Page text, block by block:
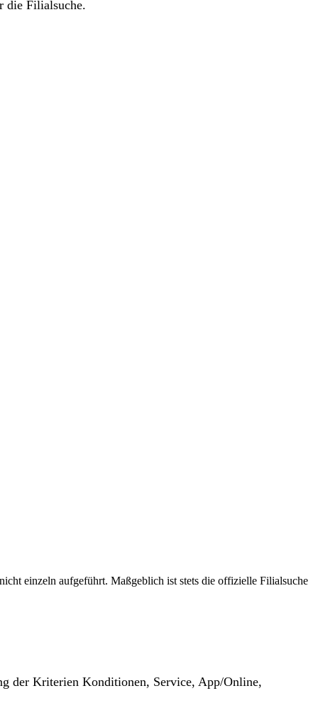
die Filialsuche.
einzeln aufgeführt. Maßgeblich ist stets die offizielle Filialsuche
der Kriterien Konditionen, Service, App/Online,